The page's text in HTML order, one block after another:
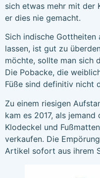
sich etwas mehr mit der
er dies nie gemacht.
Sich indische
lassen, ist gut zu
möchte, sollte man sich
Die Pobacke, die
Füße sind definitiv nicht
Zu einem riesigen
kam es 2017, als
Klodeckel und
verkaufen. Die
Artikel sofort aus ihrem